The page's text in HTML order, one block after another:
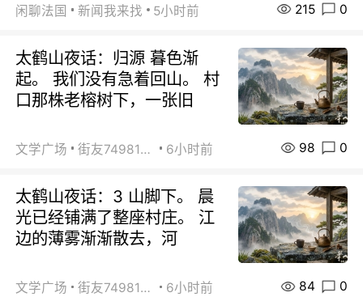
闲聊法国 新闻我来找 5小时前 215 0
太鹤山夜话：归源 暮色渐
起。 我们没有急着回山。 村
口那株老榕树下，一张旧
文学广场 街友74981146 6小时前 98 0
太鹤山夜话：3 山脚下。 晨
光已经铺满了整座村庄。 江
边的薄雾渐渐散去，河
文学广场 街友74981146 6小时前 84 0